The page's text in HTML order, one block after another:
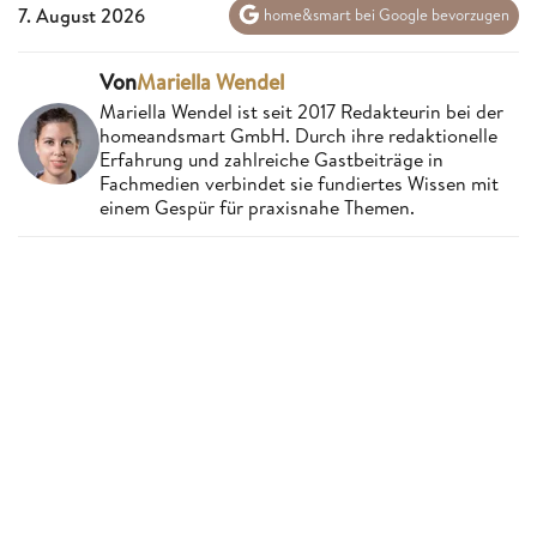
7. August 2026 home&smart bei Google bevorzugen
VonMariella Wendel
Mariella Wendel ist seit 2017 Redakteurin bei der
homeandsmart GmbH. Durch ihre redaktionelle
Erfahrung und zahlreiche Gastbeiträge in
Fachmedien verbindet sie fundiertes Wissen mit
einem Gespür für praxisnahe Themen.